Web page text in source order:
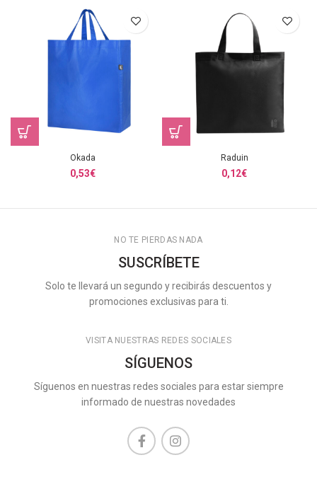
Okada
0,53€
Raduin
0,12€
NO TE PIERDAS NADA
SUSCRÍBETE
Solo te llevará un segundo y recibirás descuentos y
promociones exclusivas para ti.
VISITA NUESTRAS REDES SOCIALES
SÍGUENOS
Síguenos en nuestras redes sociales para estar siempre
informado de nuestras novedades